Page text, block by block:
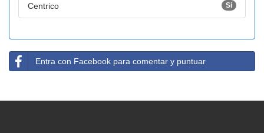
Centrico Si
Entra con Facebook para comentar y puntuar